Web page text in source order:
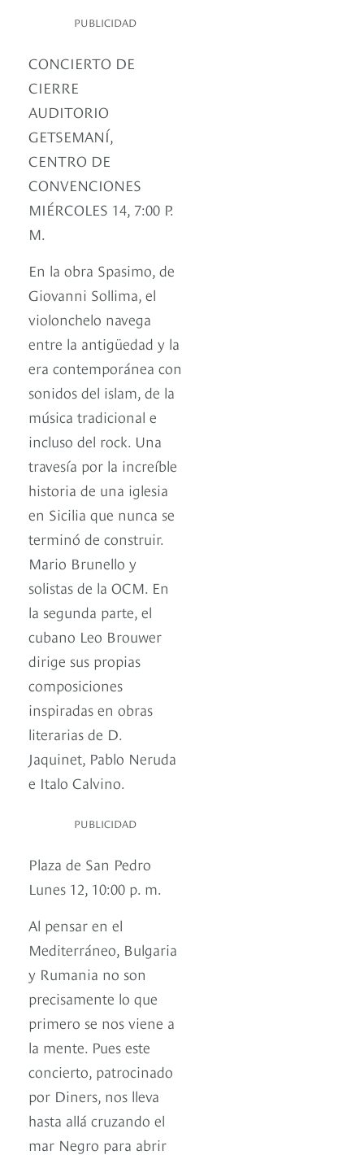
PUBLICIDAD
CONCIERTO DE
CIERRE
AUDITORIO
GETSEMANÍ,
CENTRO DE
CONVENCIONES
MIÉRCOLES 14, 7:00 P.
M.
En la obra Spasimo, de
Giovanni Sollima, el
violonchelo navega
entre la antigüedad y la
era contemporánea con
sonidos del islam, de la
música tradicional e
incluso del rock. Una
travesía por la increíble
historia de una iglesia
en Sicilia que nunca se
terminó de construir.
Mario Brunello y
solistas de la OCM. En
la segunda parte, el
cubano Leo Brouwer
dirige sus propias
composiciones
inspiradas en obras
literarias de D.
Jaquinet, Pablo Neruda
e Italo Calvino.
PUBLICIDAD
Plaza de San Pedro
Lunes 12, 10:00 p. m.
Al pensar en el
Mediterráneo, Bulgaria
y Rumania no son
precisamente lo que
primero se nos viene a
la mente. Pues este
concierto, patrocinado
por Diners, nos lleva
hasta allá cruzando el
mar Negro para abrir